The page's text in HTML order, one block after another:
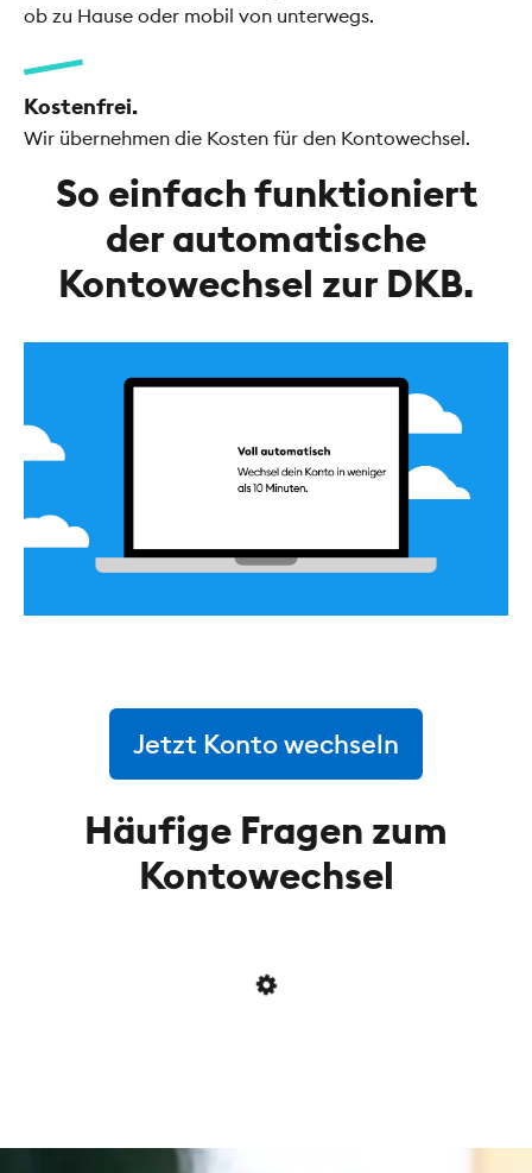
ob zu Hause oder mobil von unterwegs.
Kostenfrei.
Wir übernehmen die Kosten für den Kontowechsel.
So einfach funktioniert
der automatische
Kontowechsel zur DKB.
Jetzt Konto wechseln
Häufige Fragen zum
Kontowechsel